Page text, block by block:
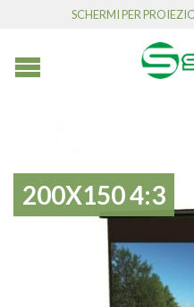
SCHERMI PER
200X150 4:3